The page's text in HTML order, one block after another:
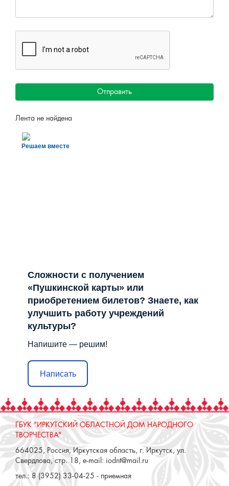
Отправить
Лента не найдена
Решаем вместе
Сложности с получением
«Пушкинской карты» или
приобретением билетов? Знаете, как
улучшить работу учреждений
культуры?
Напишите — решим!
Написать
ГБУК "ИРКУТСКИЙ ОБЛАСТНОЙ ДОМ НАРОДНОГО
ТВОРЧЕСТВА"
664025, Россия, Иркутская область, г. Иркутск, ул.
Свердлова, стр. 18, e-mail: iodnt@mail.ru
тел.: 8 (3952) 33-04-25 - приемная